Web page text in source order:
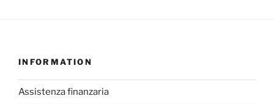
INFORMATION
Assistenza finanzaria